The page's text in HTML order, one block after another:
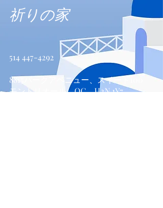
祈りの家
514 447-4292
8815パークアベニュー、スイート100
モントリオール、QC、H2N 1Y7